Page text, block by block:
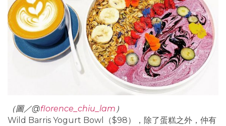
（圖／@florence_chiu_lam ）
Wild Barris Yogurt Bowl（$98），除了蛋糕之外，仲有